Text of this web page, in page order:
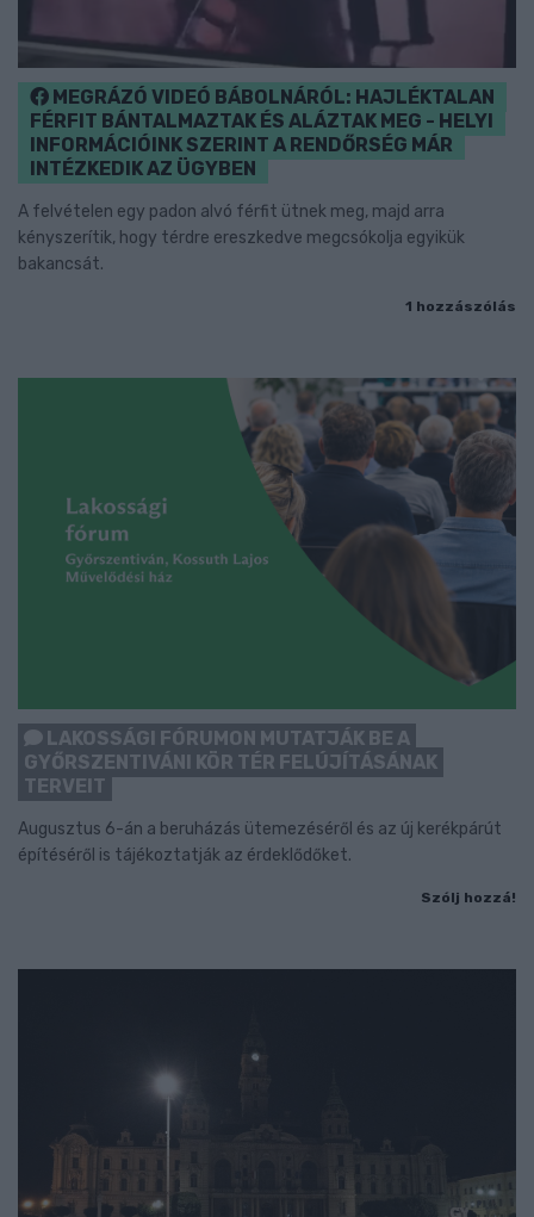
MEGRÁZÓ VIDEÓ BÁBOLNÁRÓL: HAJLÉKTALAN
FÉRFIT BÁNTALMAZTAK ÉS ALÁZTAK MEG - HELYI
INFORMÁCIÓINK SZERINT A RENDŐRSÉG MÁR
INTÉZKEDIK AZ ÜGYBEN
A felvételen egy padon alvó férfit ütnek meg, majd arra
kényszerítik, hogy térdre ereszkedve megcsókolja egyikük
bakancsát.
1 hozzászólás
LAKOSSÁGI FÓRUMON MUTATJÁK BE A
GYŐRSZENTIVÁNI KÖR TÉR FELÚJÍTÁSÁNAK
TERVEIT
Augusztus 6-án a beruházás ütemezéséről és az új kerékpárút
építéséről is tájékoztatják az érdeklődőket.
Szólj hozzá!